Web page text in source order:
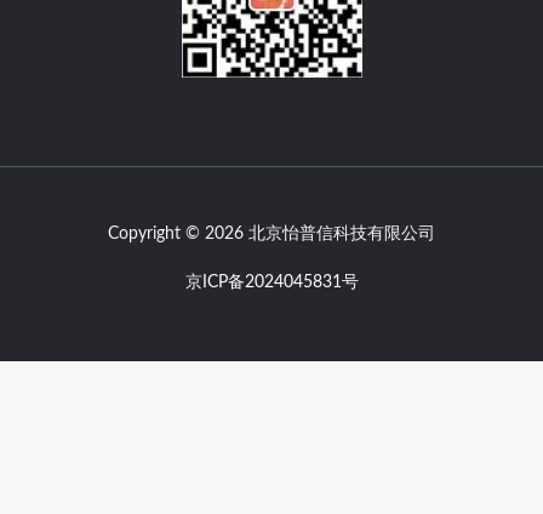
Copyright © 2026 北京怡普信科技有限公司
京ICP备2024045831号